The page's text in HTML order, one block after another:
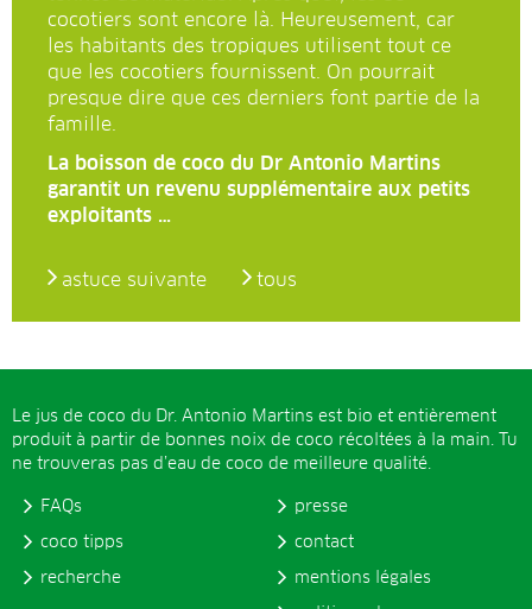
cocotiers sont encore là. Heureusement, car
les habitants des tropiques utilisent tout ce
que les cocotiers fournissent. On pourrait
presque dire que ces derniers font partie de la
famille.
La boisson de coco du Dr Antonio Martins
garantit un revenu supplémentaire aux petits
exploitants …
astuce suivante tous
Le jus de coco du Dr. Antonio Martins est bio et entièrement
produit à partir de bonnes noix de coco récoltées à la main. Tu
ne trouveras pas d’eau de coco de meilleure qualité.
FAQs
coco tipps
recherche
presse
contact
mentions légales